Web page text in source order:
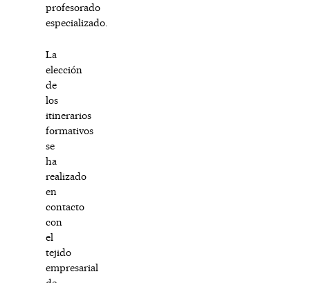
profesorado
especializado.
La
elección
de
los
itinerarios
formativos
se
ha
realizado
en
contacto
con
el
tejido
empresarial